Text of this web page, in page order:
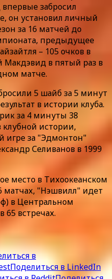
забросил
он установил личный
за 16 матчей до
предыдущее
– 105 очков в
Макдэвид в пятый раз в
матче.
5 шайб за 5 минут
в истории клуба.
за 4 минуты 38
клубной истории,
игре за "Эдмонтон"
Селиванов в 1999
место в Тихоокеанском
матчах, "Нэшвилл" идет
в Центральном
65 встречах.
в
Поделиться в LinkedIn